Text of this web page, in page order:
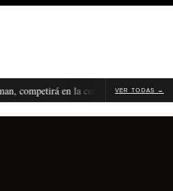
en la competencia internacional
VER TODAS →